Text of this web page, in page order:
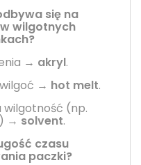
się na
wilgotnych
→ akryl.
→ hot melt.
wilgotność (np.
→ solvent.
czasu
paczki?